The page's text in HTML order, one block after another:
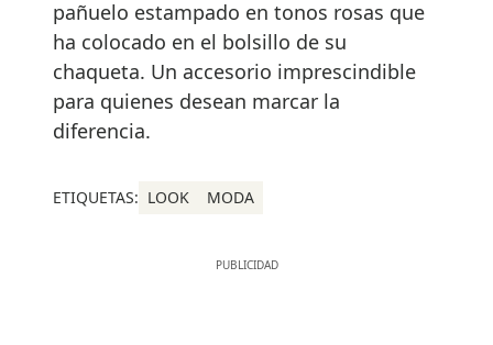
pañuelo estampado en tonos rosas que
ha colocado en el bolsillo de su
chaqueta. Un accesorio imprescindible
para quienes desean marcar la
diferencia.
ETIQUETAS: LOOK MODA